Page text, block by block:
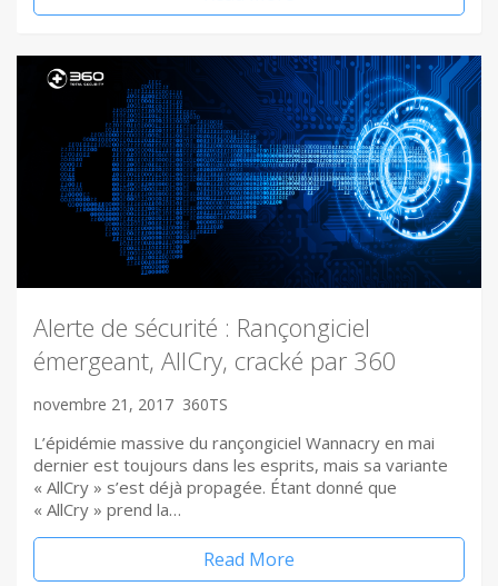
Alerte de sécurité : Rançongiciel
émergeant, AllCry, cracké par 360
novembre 21, 2017 360TS
L’épidémie massive du rançongiciel Wannacry en mai
dernier est toujours dans les esprits, mais sa variante
« AllCry » s’est déjà propagée. Étant donné que
« AllCry » prend la…
Read More